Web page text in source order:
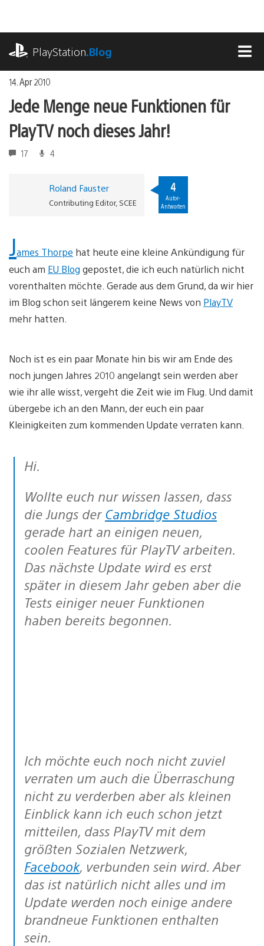
springen
PlayStation.Blog
14. Apr 2010
Jede Menge neue Funktionen für
PlayTV noch dieses Jahr!
17 4
Roland Fauster
Contributing Editor, SCEE
4
Autor-
Antworten
James Thorpe hat heute eine kleine Ankündigung für
euch am EU Blog gepostet, die ich euch natürlich nicht
vorenthalten möchte. Gerade aus dem Grund, da wir hier
im Blog schon seit längerem keine News von PlayTV
mehr hatten.
Noch ist es ein paar Monate hin bis wir am Ende des
noch jungen Jahres 2010 angelangt sein werden aber
wie ihr alle wisst, vergeht die Zeit wie im Flug. Und damit
übergebe ich an den Mann, der euch ein paar
Kleinigkeiten zum kommenden Update verraten kann.
Hi.
Wollte euch nur wissen lassen, dass
die Jungs der Cambridge Studios
gerade hart an einigen neuen,
coolen Features für PlayTV arbeiten.
Das nächste Update wird es erst
später in diesem Jahr geben aber die
Tests einiger neuer Funktionen
haben bereits begonnen.
Ich möchte euch noch nicht zuviel
verraten um auch die Überraschung
nicht zu verderben aber als kleinen
Einblick kann ich euch schon jetzt
mitteilen, dass PlayTV mit dem
größten Sozialen Netzwerk,
Facebook, verbunden sein wird. Aber
das ist natürlich nicht alles und im
Update werden noch einige andere
brandneue Funktionen enthalten
sein.